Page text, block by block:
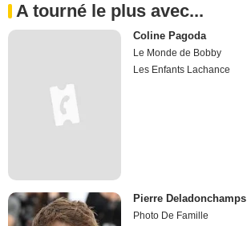
A tourné le plus avec...
Coline Pagoda
Le Monde de Bobby
Les Enfants Lachance
Pierre Deladonchamps
Photo De Famille